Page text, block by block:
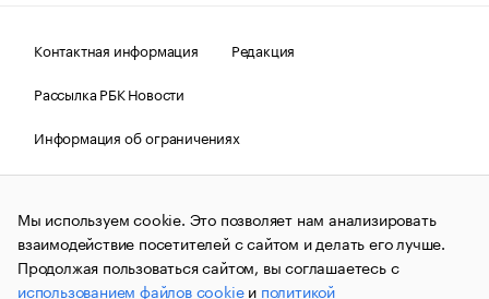
Контактная информация
Редакция
Рассылка РБК Новости
Информация об ограничениях
Правовая информация
О соблюдении авторских прав
© АО «РОСБИЗНЕСКОНСАЛТИНГ»,1995–2026.Сообщения
и материалы информационного агентства «РБК»
(зарегистрировано Федеральной службой по надзору в сфере
связи, информационных технологий и массовых
коммуникаций (Роскомнадзор) 09.12.2015 за номером ИА
Мы используем cookie. Это позволяет нам анализировать
взаимодействие посетителей с сайтом и делать его лучше.
Продолжая пользоваться сайтом, вы соглашаетесь с
использованием файлов cookieи политикой